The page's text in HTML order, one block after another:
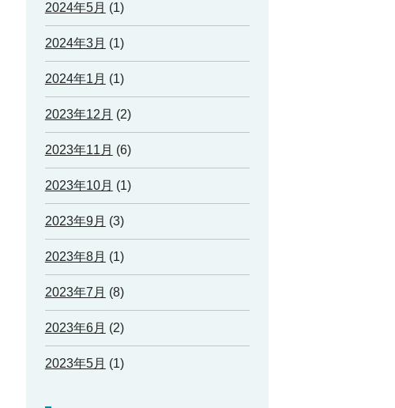
2024年5月 (1)
2024年3月 (1)
2024年1月 (1)
2023年12月 (2)
2023年11月 (6)
2023年10月 (1)
2023年9月 (3)
2023年8月 (1)
2023年7月 (8)
2023年6月 (2)
2023年5月 (1)